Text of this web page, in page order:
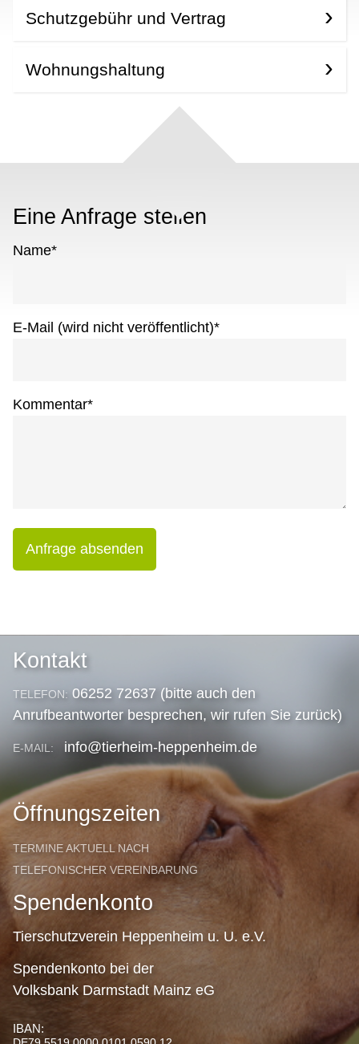
Schutzgebühr und Vertrag
Wohnungshaltung
Eine Anfrage stellen
Name*
E-Mail (wird nicht veröffentlicht)*
Kommentar*
Anfrage absenden
Kontakt
TELEFON: 06252 72637 (bitte auch den
Anrufbeantworter besprechen, wir rufen Sie zurück)
E-MAIL: info@tierheim-heppenheim.de
Öffnungszeiten
TERMINE AKTUELL NACH
TELEFONISCHER VEREINBARUNG
Spendenkonto
Tierschutzverein Heppenheim u. U. e.V.
Spendenkonto bei der
Volksbank Darmstadt Mainz eG
IBAN: